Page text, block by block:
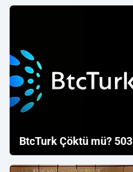
BtcTurk Çöktü mü?